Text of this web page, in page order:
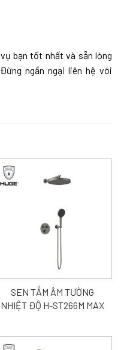
bạn tốt nhất và sẵn lòng
ngần ngại liên hệ với
SEN TẮM ÂM TƯỜNG
NHIỆT ĐỘ H-ST266M MAX